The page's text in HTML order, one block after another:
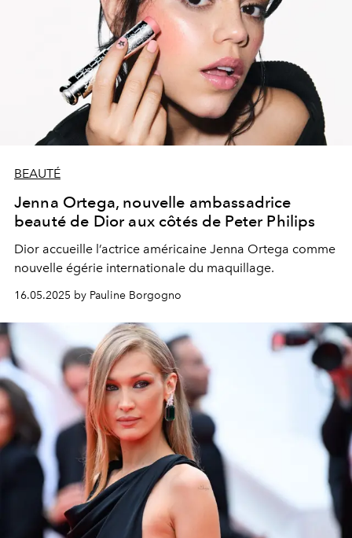
BEAUTÉ
Jenna Ortega, nouvelle ambassadrice
beauté de Dior aux côtés de Peter Philips
Dior accueille l’actrice américaine Jenna Ortega comme
nouvelle égérie internationale du maquillage.
16.05.2025 by Pauline Borgogno